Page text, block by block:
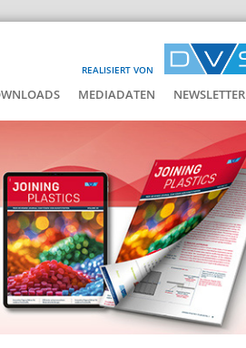
REALISIERT VON
MEDIADATEN NEWSLETTER